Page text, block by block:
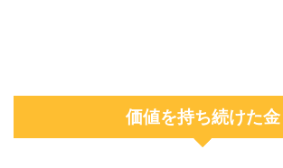
価値を持ち続けた金